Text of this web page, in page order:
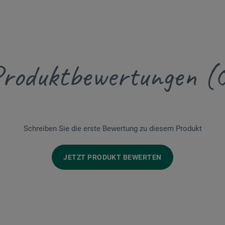
Schreiben Sie die erste Bewertung zu diesem Produkt
JETZT PRODUKT BEWERTEN